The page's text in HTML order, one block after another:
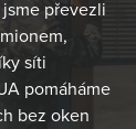
převezli
síti
pomáháme
bez oken